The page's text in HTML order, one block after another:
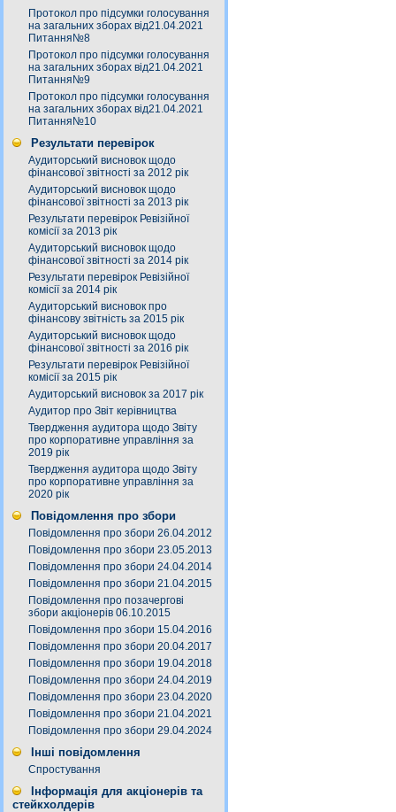
Протокол про підсумки голосування
на загальних зборах від21.04.2021
Питання№8
Протокол про підсумки голосування
на загальних зборах від21.04.2021
Питання№9
Протокол про підсумки голосування
на загальних зборах від21.04.2021
Питання№10
Результати перевірок
Аудиторський висновок щодо
фінансової звітності за 2012 рік
Аудиторський висновок щодо
фінансової звітності за 2013 рік
Результати перевірок Ревізійної
комісії за 2013 рік
Аудиторський висновок щодо
фінансової звітності за 2014 рік
Результати перевірок Ревізійної
комісії за 2014 рік
Аудиторський висновок про
фінансову звітність за 2015 рік
Аудиторський висновок щодо
фінансової звітності за 2016 рік
Результати перевірок Ревізійної
комісії за 2015 рік
Аудиторський висновок за 2017 рік
Аудитор про Звіт керівництва
Твердження аудитора щодо Звіту
про корпоративне управління за
2019 рік
Твердження аудитора щодо Звіту
про корпоративне управління за
2020 рік
Повідомлення про збори
Повідомлення про збори 26.04.2012
Повідомлення про збори 23.05.2013
Повідомлення про збори 24.04.2014
Повідомлення про збори 21.04.2015
Повідомлення про позачергові
збори акціонерів 06.10.2015
Повідомлення про збори 15.04.2016
Повідомлення про збори 20.04.2017
Повідомлення про збори 19.04.2018
Повідомлення про збори 24.04.2019
Повідомлення про збори 23.04.2020
Повідомлення про збори 21.04.2021
Повідомлення про збори 29.04.2024
Інші повідомлення
Спростування
Інформація для акціонерів та
стейкхолдерів